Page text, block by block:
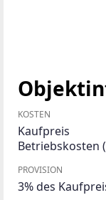
KOSTEN
Kaufpreis
Betriebskosten
PROVISION
3% des